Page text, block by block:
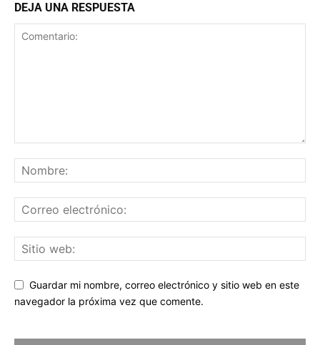
DEJA UNA RESPUESTA
Guardar mi nombre, correo electrónico y sitio web en este
navegador la próxima vez que comente.